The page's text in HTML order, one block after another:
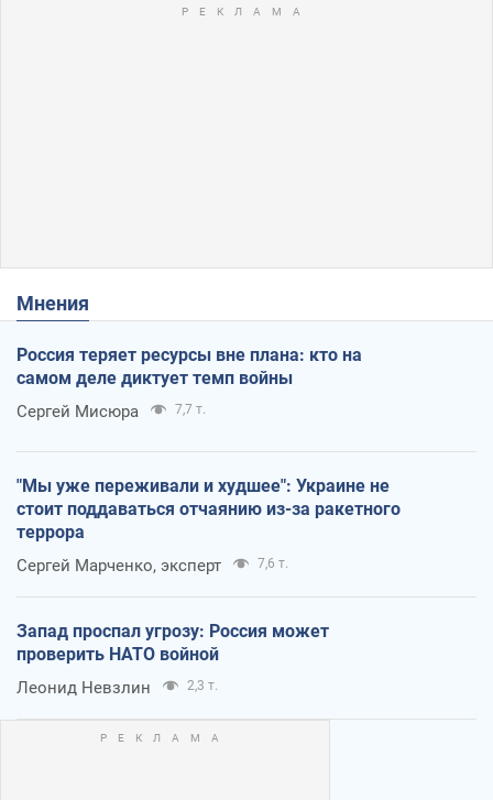
Мнения
Россия теряет ресурсы вне плана: кто на
самом деле диктует темп войны
Сергей Мисюра 7,7 т.
"Мы уже переживали и худшее": Украине не
стоит поддаваться отчаянию из-за ракетного
террора
Сергей Марченко, эксперт 7,6 т.
Запад проспал угрозу: Россия может
проверить НАТО войной
Леонид Невзлин 2,3 т.